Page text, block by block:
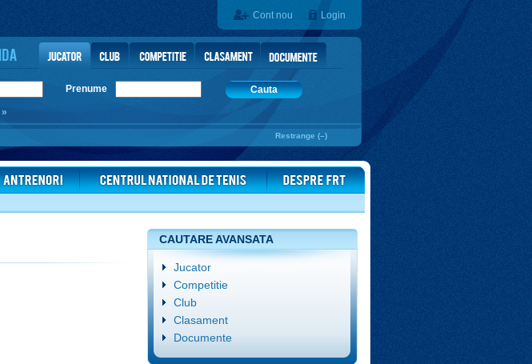
Cont nou Login
Prenume
Cauta
»
Restrange (–)
CAUTARE AVANSATA
Jucator
Competitie
Club
Clasament
Documente